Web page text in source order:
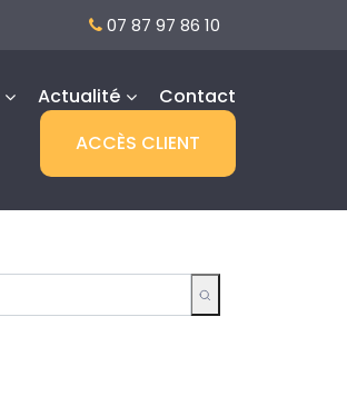
07 87 97 86 10
Actualité
Contact
ACCÈS CLIENT